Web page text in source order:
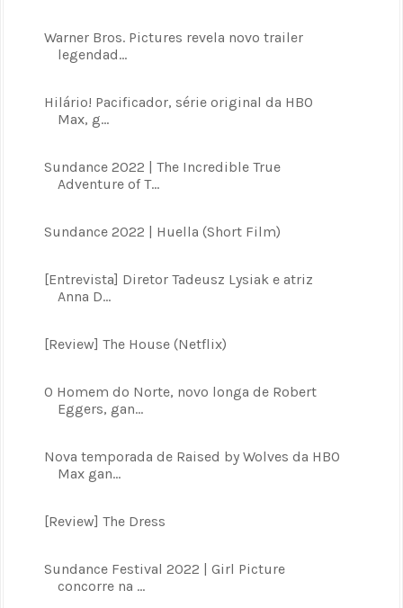
Warner Bros. Pictures revela novo trailer
legendad...
Hilário! Pacificador, série original da HBO
Max, g...
Sundance 2022 | The Incredible True
Adventure of T...
Sundance 2022 | Huella (Short Film)
[Entrevista] Diretor Tadeusz Lysiak e atriz
Anna D...
[Review] The House (Netflix)
O Homem do Norte, novo longa de Robert
Eggers, gan...
Nova temporada de Raised by Wolves da HBO
Max gan...
[Review] The Dress
Sundance Festival 2022 | Girl Picture
concorre na ...